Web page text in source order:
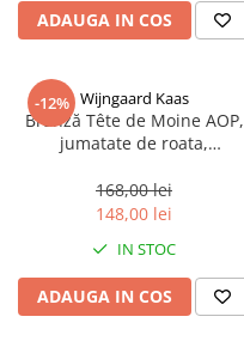
ADAUGA IN COS
-12% Wijngaard Kaas
Brânză Tête de Moine AOP,
jumatate de roata,
168,00 lei
148,00 lei
IN STOC
ADAUGA IN COS